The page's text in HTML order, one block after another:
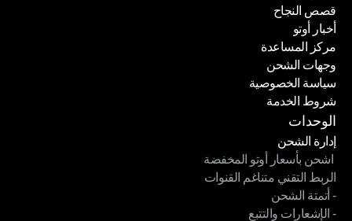
المدونات
قصص النجاح
قصص النجاح
أخبار أوتو
أخبار أوتو
مركز المساعدة
مركز المساعدة
وجهات الشحن
وجهات الشحن
سياسة الخصوصية
سياسة الخصوصية
شروط الخدمة
شروط الخدمة
الوحدات
إدارة الشحن
إدارة الشحن
اشحن بأسعار أوتو المخفضة
اشحن بأسعار أوتو المخفضة
الربط التقني متناغم القنوات
الربط التقني متناغم القنوات
- أتمتة الشحن
- أتمتة الشحن
- الإشعارات والتتبع